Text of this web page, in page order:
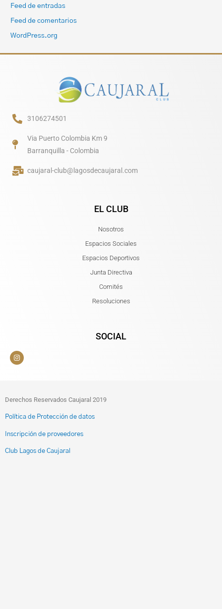
Feed de entradas
Feed de comentarios
WordPress.org
3106274501
Via Puerto Colombia Km 9
Barranquilla - Colombia
caujaral-club@lagosdecaujaral.com
EL CLUB
Nosotros
Espacios Sociales
Espacios Deportivos
Junta Directiva
Comités
Resoluciones
SOCIAL
Derechos Reservados Caujaral 2019
Política de Protección de datos
Inscripción de proveedores
Club Lagos de Caujaral